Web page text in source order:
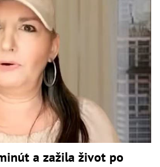
a zažila život po